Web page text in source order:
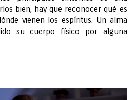
bien, hay que reconocer qué es
vienen los espíritus. Un alma
su cuerpo físico por alguna